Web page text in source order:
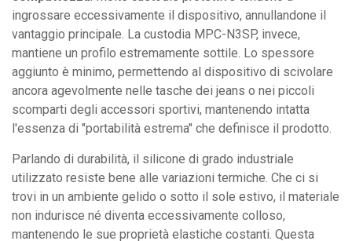
ingrossare eccessivamente il dispositivo, annullandone il
vantaggio principale. La custodia MPC-N3SP, invece,
mantiene un profilo estremamente sottile. Lo spessore
aggiunto è minimo, permettendo al dispositivo di scivolare
ancora agevolmente nelle tasche dei jeans o nei piccoli
scomparti degli accessori sportivi, mantenendo intatta
l'essenza di "portabilità estrema" che definisce il prodotto.
Parlando di durabilità, il silicone di grado industriale
utilizzato resiste bene alle variazioni termiche. Che ci si
trovi in un ambiente gelido o sotto il sole estivo, il materiale
non indurisce né diventa eccessivamente colloso,
mantenendo le sue proprietà elastiche costanti. Questa